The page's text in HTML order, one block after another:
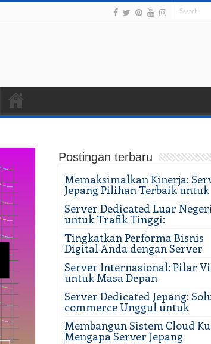
Postingan terbaru
Memaksimalkan Kinerja:
Jepang Pilihan Terbaik untuk
Server Dedicated Luar
untuk Trafik Tinggi:
Tingkatkan Performa Bisnis
Digital Anda dengan Server
Server Internasional: Pilar
untuk Masa Depan
Server Dedicated Jepang:
commerce Unggul untuk
Membangun Sistem Cloud
Mengapa Server Jepang